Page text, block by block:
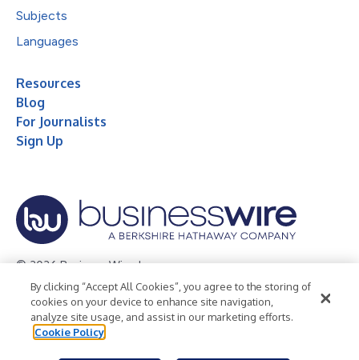
Subjects
Languages
Resources
Blog
For Journalists
Sign Up
© 2026 Business Wire, Inc.
Privacy Policy Cookie Policy
Accessibility Statement
Terms of Use
Legal
By clicking “Accept All Cookies”, you agree to the storing of
cookies on your device to enhance site navigation,
analyze site usage, and assist in our marketing efforts.
Cookie Policy